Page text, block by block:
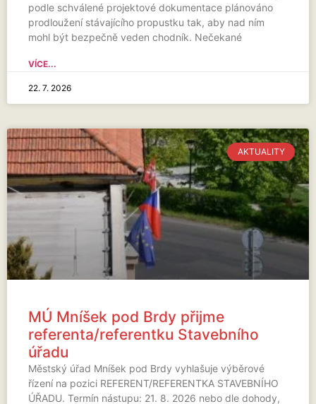
podle schválené projektové dokumentace plánováno
prodloužení stávajícího propustku tak, aby nad ním
mohl být bezpečně veden chodník. Nečekané
VÍCE...
22. 7. 2026
AKTUALITY
MÚ Mníšek pod Brdy přijme
referenta/referentku Stavebního
úřadu
Městský úřad Mníšek pod Brdy vyhlašuje výběrové
řízení na pozici REFERENT/REFERENTKA STAVEBNÍHO
ÚŘADU. Termín nástupu: 21. 8. 2026 nebo dle dohody,